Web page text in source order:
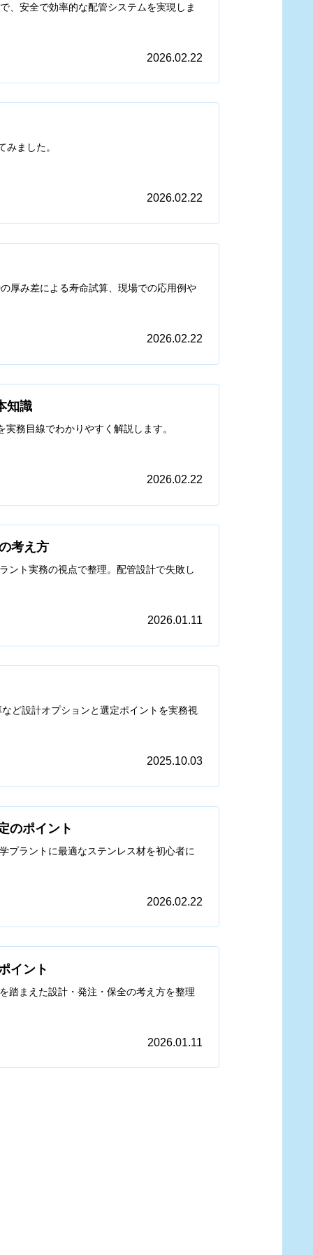
、安全で効率的な配管システムを実現しま
2026.02.22
ました。
2026.02.22
厚み差による寿命試算、現場での応用例や
2026.02.22
知識
務目線でわかりやすく解説します。
2026.02.22
考え方
ント実務の視点で整理。配管設計で失敗し
2026.01.11
ど設計オプションと選定ポイントを実務視
2025.10.03
のポイント
プラントに最適なステンレス材を初心者に
2026.02.22
イント
踏まえた設計・発注・保全の考え方を整理
2026.01.11